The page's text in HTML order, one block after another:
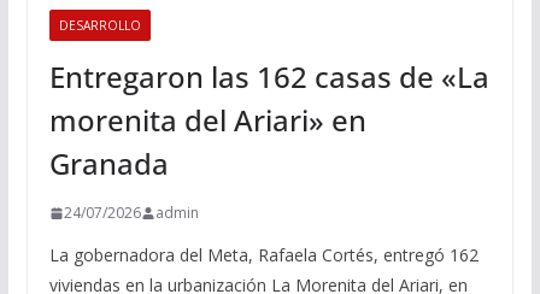
DESARROLLO
Entregaron las 162 casas de «La
morenita del Ariari» en
Granada
24/07/2026 admin
La gobernadora del Meta, Rafaela Cortés, entregó 162
viviendas en la urbanización La Morenita del Ariari, en